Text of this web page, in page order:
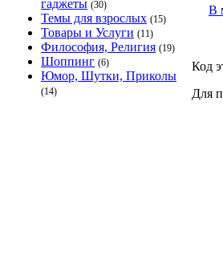
гаджеты (30)
Темы для взрослых (15)
Товары и Услуги (11)
Философия, Религия (19)
Шоппинг (6)
Юмор, Шутки, Приколы
(14)
В
Код
Для